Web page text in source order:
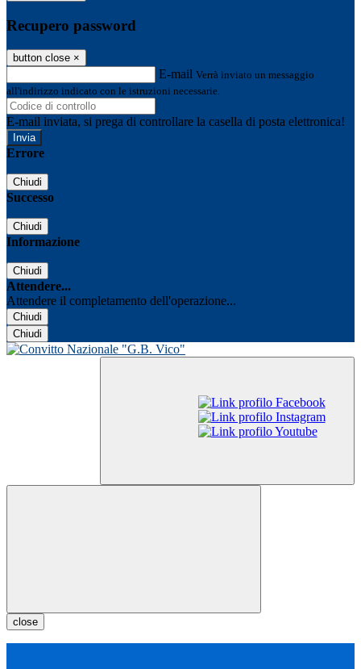
Recupero password
button close ×
E-mail Verrà inviato un messaggio
all'indirizzo indicato con le istruzioni necessarie.
E-mail inviata, si prega di controllare la casella di posta elettronica!
Errore
Chiudi
Successo
Chiudi
Informazione
Chiudi
Attendere...
Attendere il completamento dell'operazione...
Chiudi
Chiudi
close